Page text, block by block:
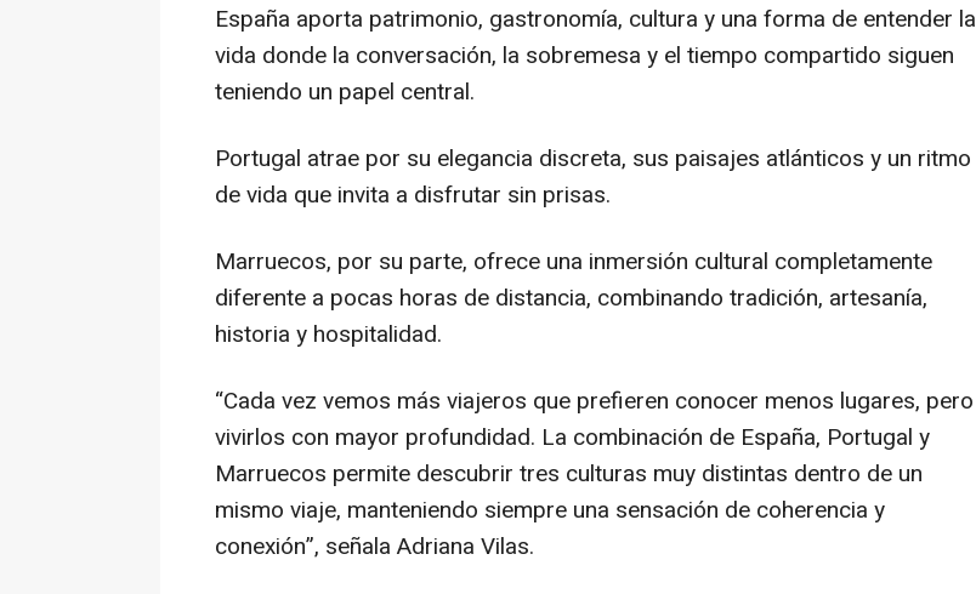
España aporta patrimonio, gastronomía, cultura y una forma de entender la
vida donde la conversación, la sobremesa y el tiempo compartido siguen
teniendo un papel central.
Portugal atrae por su elegancia discreta, sus paisajes atlánticos y un ritmo
de vida que invita a disfrutar sin prisas.
Marruecos, por su parte, ofrece una inmersión cultural completamente
diferente a pocas horas de distancia, combinando tradición, artesanía,
historia y hospitalidad.
“Cada vez vemos más viajeros que prefieren conocer menos lugares, pero
vivirlos con mayor profundidad. La combinación de España, Portugal y
Marruecos permite descubrir tres culturas muy distintas dentro de un
mismo viaje, manteniendo siempre una sensación de coherencia y
conexión”, señala Adriana Vilas.